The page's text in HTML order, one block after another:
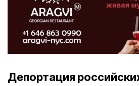
Депортация